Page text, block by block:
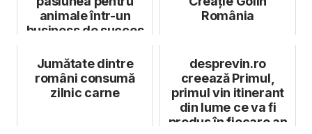
animale într-un
business de succes
România
Jumătate dintre
români consumă
zilnic carne
desprevin.ro
creează Primul,
primul vin itinerant
din lume ce va fi
produs în fiecare an